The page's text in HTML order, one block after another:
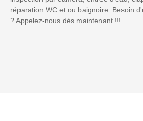
réparation WC et ou baignoire. Besoin
? Appelez-nous dès maintenant !!!